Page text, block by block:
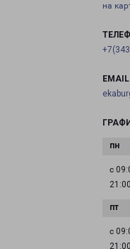
на
EMAIL
с
21:00
с
21:00